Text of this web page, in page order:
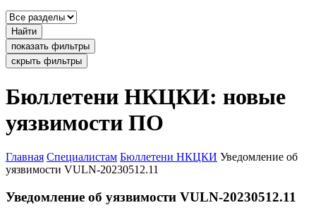
Найти
показать фильтры
скрыть фильтры
Бюллетени НКЦКИ: новые
уязвимости ПО
Главная Специалистам Бюллетени НКЦКИ Уведомление об
уязвимости VULN-20230512.11
Уведомление об уязвимости VULN-20230512.11